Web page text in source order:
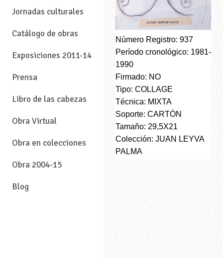
Jornadas culturales
Catálogo de obras
Exposiciones 2011-14
Prensa
Libro de las cabezas
Obra Virtual
Obra en colecciones
Obra 2004-15
Blog
Número Registro: 937
Período cronológico: 1981-
1990
Firmado: NO
Tipo: COLLAGE
Técnica: MIXTA
Soporte: CARTÓN
Tamaño: 29,5X21
Colección: JUAN LEYVA
PALMA